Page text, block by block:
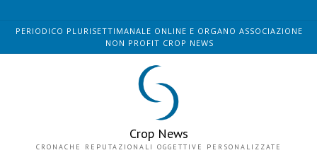
PERIODICO PLURISETTIMANALE ONLINE E ORGANO ASSOCIAZIONE
NON PROFIT CROP NEWS
Crop News
CRONACHE REPUTAZIONALI OGGETTIVE PERSONALIZZATE